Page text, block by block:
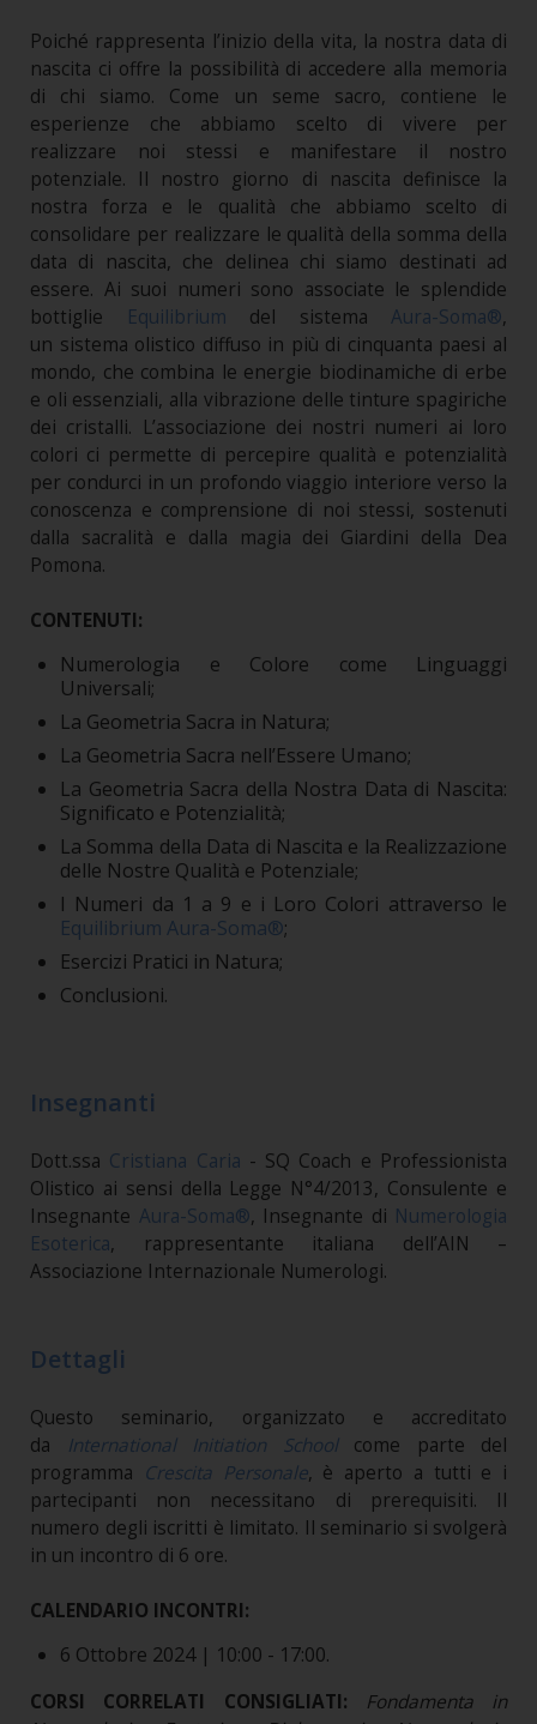
Poiché rappresenta l’inizio della vita, la nostra data di
nascita ci offre la possibilità di accedere alla memoria
di chi siamo. Come un seme sacro, contiene le
esperienze che abbiamo scelto di vivere per
realizzare noi stessi e manifestare il nostro
potenziale. Il nostro giorno di nascita definisce la
nostra forza e le qualità che abbiamo scelto di
consolidare per realizzare le qualità della somma della
data di nascita, che delinea chi siamo destinati ad
essere. Ai suoi numeri sono associate le splendide
bottiglie
Equilibrium del sistema Aura-Soma®,
un sistema olistico diffuso in più di cinquanta paesi al
mondo, che combina le energie biodinamiche di erbe
e oli essenziali, alla vibrazione delle tinture spagiriche
dei cristalli. L’associazione dei nostri numeri ai loro
colori ci permette di percepire qualità e potenzialità
per condurci in un profondo viaggio interiore verso la
conoscenza e comprensione di noi stessi, sostenuti
dalla sacralità e dalla magia dei Giardini della Dea
Pomona.
CONTENUTI:
Numerologia e Colore come Linguaggi
Universali;
La Geometria Sacra in Natura;
La Geometria Sacra nell’Essere Umano;
La Geometria Sacra della Nostra Data di Nascita:
Significato e Potenzialità;
La Somma della Data di Nascita e la Realizzazione
delle Nostre Qualità e Potenziale;
I Numeri da 1 a 9 e i Loro Colori attraverso le
Equilibrium Aura-Soma®;
Esercizi Pratici in Natura;
Conclusioni.
Insegnanti
Dott.ssa Cristiana Caria - SQ Coach e Professionista
Olistico ai sensi della Legge N°4/2013, Consulente e
Insegnante Aura-Soma®, Insegnante di Numerologia
Esoterica, rappresentante italiana dell’AIN –
Associazione Internazionale Numerologi.
Dettagli
Questo seminario, organizzato e accreditato
da
International Initiation School
come parte del
programma Crescita Personale, è aperto a tutti e i
partecipanti non necessitano di prerequisiti. Il
numero degli iscritti è limitato. Il seminario si svolgerà
in un incontro di 6 ore.
CALENDARIO INCONTRI:
6 Ottobre 2024 | 10:00 - 17:00.
CORSI CORRELATI CONSIGLIATI:
Fondamenta in